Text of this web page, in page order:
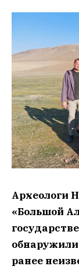
Археологи
«Большой
ранее